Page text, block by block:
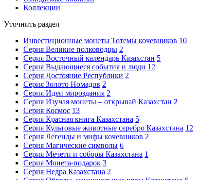
Коллекции
Уточнить раздел
Инвестиционные монеты Тотемы кочевников 10
Серия Великие полководцы 2
Серия Восточный календарь Казахстан 5
Серия Выдающиеся события и люди 12
Серия Достояние Республики 2
Серия Золото Номадов 2
Серия Идеи мироздания 2
Серия Изучая монеты – открывай Казахстан 2
Серия Космос 13
Серия Красная книга Казахстана 5
Серия Культовые животные серебро Казахстана 12
Серия Легенды и мифы кочевников 2
Серия Магические символы 6
Серия Мечети и соборы Казахстана 1
Серия Монета-подарок 3
Серия Недра Казахстана 2